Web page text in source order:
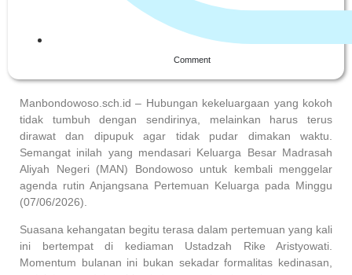
Comment
Manbondowoso.sch.id – Hubungan kekeluargaan yang kokoh
tidak tumbuh dengan sendirinya, melainkan harus terus
dirawat dan dipupuk agar tidak pudar dimakan waktu.
Semangat inilah yang mendasari Keluarga Besar Madrasah
Aliyah Negeri (MAN) Bondowoso untuk kembali menggelar
agenda rutin Anjangsana Pertemuan Keluarga pada Minggu
(07/06/2026).
Suasana kehangatan begitu terasa dalam pertemuan yang kali
ini bertempat di kediaman Ustadzah Rike Aristyowati.
Momentum bulanan ini bukan sekadar formalitas kedinasan,